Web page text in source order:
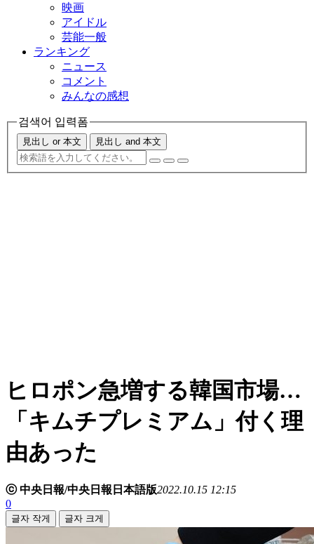
映画
アイドル
芸能一般
ランキング
ニュース
コメント
みんなの感想
검색어 입력폼
見出し or 本文 見出し and 本文
ヒロポン急増する韓国市場…
「キムチプレミアム」付く理
由あった
ⓒ 中央日報/中央日報日本語版2022.10.15 12:15
0
글자 작게 글자 크게